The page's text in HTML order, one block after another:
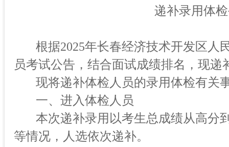
递补录用体
根据2025年长春经济技术开发区人
员考试公告，结合面试成绩排名，现递
现将递补体检人员的录用体检有关
一、进入体检人员
本次递补录用以考生总成绩从高分
等情况，人选依次递补。